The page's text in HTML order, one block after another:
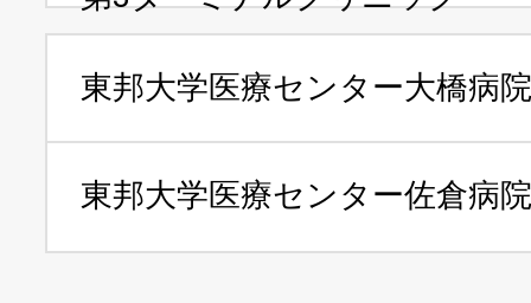
東邦大学医療センター大橋病
東邦大学医療センター佐倉病